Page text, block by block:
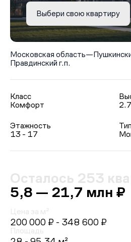
Выбери свою квартиру
Московская область—
Правдинский г.п.
Класс
Комфорт
Этажность
13 - 17
Осталось 253
5,8 — 21,7 млн ₽
Цена за м²
200 000 ₽ - 348 600 ₽
Площадь